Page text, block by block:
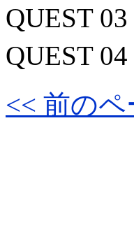
QUEST
QUEST
<< 前の